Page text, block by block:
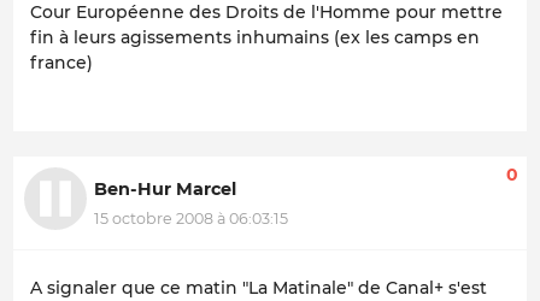
Cour Européenne des Droits de l'Homme pour mettre
fin à leurs agissements inhumains (ex les camps en
france)
Ben-Hur Marcel
15 octobre 2008 à 06:03:15
0
A signaler que ce matin "La Matinale" de Canal+ s'est